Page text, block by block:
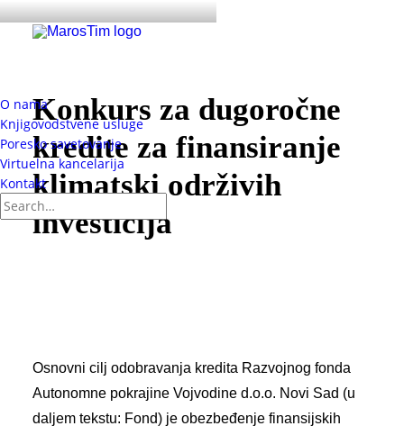
O nama
Knjigovodstvene usluge
Poresko savetovanje
Virtuelna kancelarija
Kontakt
Konkurs za dugoročne
kredite za finansiranje
klimatski održivih
investicija
Osnovni cilj odobravanja kredita Razvojnog fonda
Autonomne pokrajine Vojvodine d.o.o. Novi Sad (u
daljem tekstu: Fond) je obezbeđenje finansijskih